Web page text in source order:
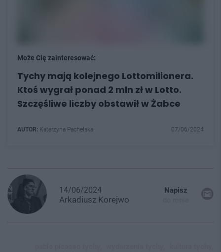
Może Cię zainteresować:
Tychy mają kolejnego Lottomilionera.
Ktoś wygrał ponad 2 mln zł w Lotto.
Szczęśliwe liczby obstawił w Żabce
AUTOR: Katarzyna Pachelska 07/06/2024
14/06/2024
Arkadiusz Korejwo
Napisz